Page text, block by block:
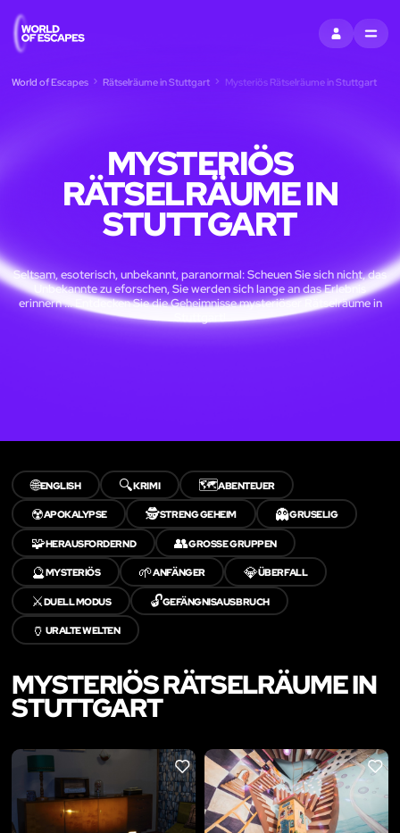
EINTRAGEN
MENU
World of Escapes Rätselräume in Stuttgart Mysteriös Rätselräume in Stuttgart
MYSTERIÖS
RÄTSELRÄUME IN
STUTTGART
Seltsam, esoterisch, unbekannt, paranormal: Scheuen Sie sich nicht, das
Unbekannte zu eforschen, Sie werden sich lange an das Erlebnis
erinnern ... Entdecken Sie die Geheimnisse mysteriöser Rätselräume in
🌐ENGLISH 🔍KRIMI 🗺️ABENTEUER
☢️APOKALYPSE 🕵️STRENG GEHEIM 👻GRUSELIG
🧩HERAUSFORDERND 👥GROSSE GRUPPEN
🔮MYSTERIÖS 🌱ANFÄNGER 💎ÜBERFALL
⚔️DUELL MODUS 🔓GEFÄNGNISAUSBRUCH
🏺 URALTE WELTEN
MYSTERIÖS RÄTSELRÄUME IN
STUTTGART
LIKE LIKE